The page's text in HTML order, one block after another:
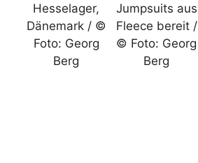
Hesselager,
Dänemark / ©
Foto: Georg
Berg
Jumpsuits aus
Fleece bereit /
© Foto: Georg
Berg